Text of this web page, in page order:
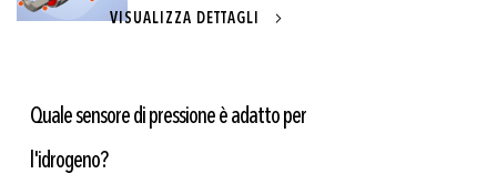
VISUALIZZA DETTAGLI
Quale sensore di pressione è adatto per
l'idrogeno?